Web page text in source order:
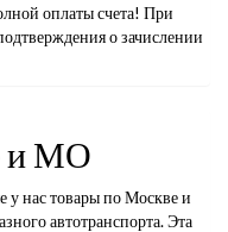
оплаты счета! При
о зачислении
и МО
у нас товары по Москве и
автотранспорта. Эта